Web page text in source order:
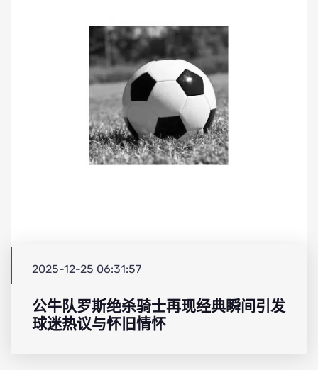
2025-12-25 06:31:57
公牛队罗斯绝杀骑士再现经典瞬间引发
球迷热议与怀旧情怀